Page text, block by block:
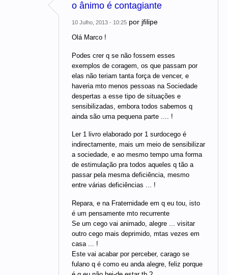
o ânimo é contagiante
10 Julho, 2013 - 10:25 por jfilipe
Olá Marco !
Podes crer q se não fossem esses
exemplos de coragem, os que passam por
elas não teriam tanta força de vencer, e
haveria mto menos pessoas na Sociedade
despertas a esse tipo de situações e
sensibilizadas, embora todos sabemos q
ainda são uma pequena parte .... !
Ler 1 livro elaborado por 1 surdocego é
indirectamente, mais um meio de sensibilizar
a sociedade, e ao mesmo tempo uma forma
de estimulação pra todos aqueles q tão a
passar pela mesma deficiência, mesmo
entre várias deficiências ... !
Repara, e na Fraternidade em q eu tou, isto
é um pensamente mto recurrente
Se um cego vai animado, alegre ... visitar
outro cego mais deprimido, mtas vezes em
casa ... !
Este vai acabar por perceber, carago se
fulano q é como eu anda alegre, feliz porque